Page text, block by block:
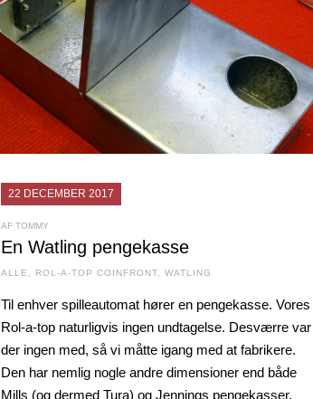
22 DECEMBER 2017
AF TOMMY
En Watling pengekasse
ALLE ROL-A-TOP COINFRONT, WATLING
Til enhver spilleautomat hører en pengekasse. Vores
Rol-a-top naturligvis ingen undtagelse. Desværre var
der ingen med, så vi måtte igang med at fabrikere.
Den har nemlig nogle andre dimensioner end både
Mills (og dermed Tura) og Jennings pengekasser.